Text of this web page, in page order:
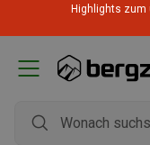
Highlights zum